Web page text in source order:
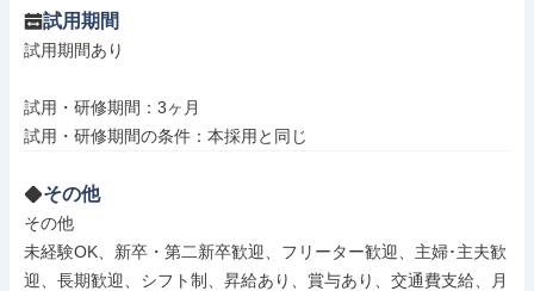
試用期間
試用期間あり
試用・研修期間：3ヶ月
その他
その他
未経験OK、新卒・第二新卒歓迎、フリーター歓迎、主婦･主夫歓
迎、長期歓迎、シフト制、昇給あり、賞与あり、交通費支給、月